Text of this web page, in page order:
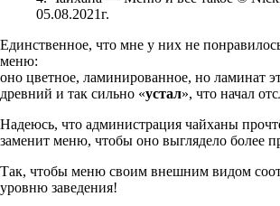
05.08.2021г.
Единственное, что мне у них не
меню:
оно цветное, ламинированное, но ламинат
древний и так сильно «устал», что начал
Надеюсь, что администрация чайханы
заменит меню, чтобы оно выглядело более
Так, чтобы меню своим внешним видом
уровню заведения!